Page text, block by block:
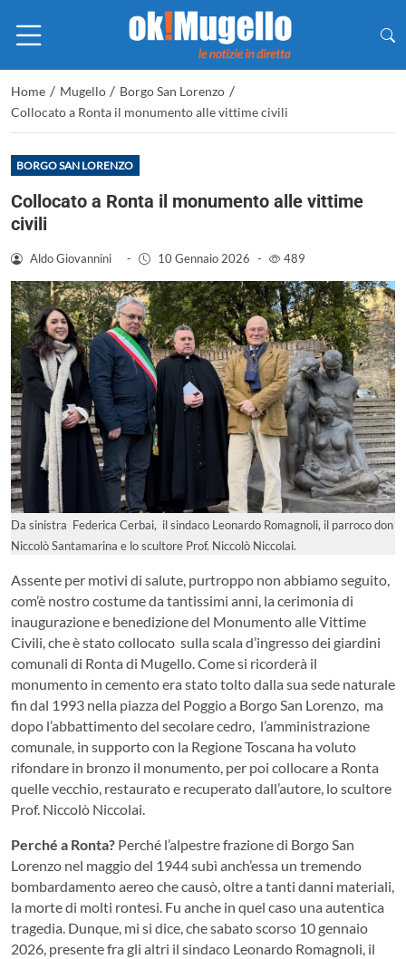
Home / Mugello / Borgo San Lorenzo /
Collocato a Ronta il monumento alle vittime civili
BORGO SAN LORENZO
Collocato a Ronta il monumento alle vittime
civili
Aldo Giovannini - 10 Gennaio 2026 - 489
Da sinistra Federica Cerbai, il sindaco Leonardo Romagnoli, il parroco don
Niccolò Santamarina e lo scultore Prof. Niccolò Niccolai.
Assente per motivi di salute, purtroppo non abbiamo seguito,
com’è nostro costume da tantissimi anni, la cerimonia di
inaugurazione e benedizione del Monumento alle Vittime
Civili, che è statocollocato sulla scala d’ingresso dei giardini
comunali di Ronta di Mugello.Come si ricorderà il
monumento in cemento era stato tolto dalla sua sede naturale
fin dal 1993 nella piazza del Poggio a Borgo San Lorenzo, ma
dopo l’abbattimento del secolarecedro, l’amministrazione
comunale, in supportocon la Regione Toscana ha voluto
rifondare in bronzo il monumento, per poi collocare a Ronta
quelle vecchio, restaurato e recuperato dall’autore, lo scultore
Prof. Niccolò Niccolai.
Perché a Ronta? Perché l’alpestre frazione di Borgo San
Lorenzo nel maggio del 1944 subì anch’essa un tremendo
bombardamentoaereoche causò, oltre a tanti danni materiali,
la morte di molti rontesi. Fu anche in quel caso una autentica
tragedia. Dunque, mi si dice, che sabato scorso 10 gennaio
2026, presente fra gli altri il sindaco Leonardo Romagnoli, il